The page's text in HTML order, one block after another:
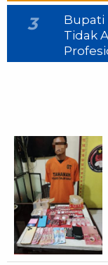
3
Bupati
Tidak